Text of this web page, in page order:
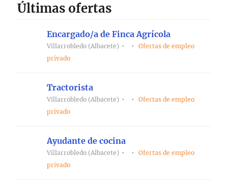
Últimas ofertas
Encargado/a de Finca Agrícola
Villarrobledo (Albacete)
Ofertas de empleo
privado
Tractorista
Villarrobledo (Albacete)
Ofertas de empleo
privado
Ayudante de cocina
Villarrobledo (Albacete)
Ofertas de empleo
privado